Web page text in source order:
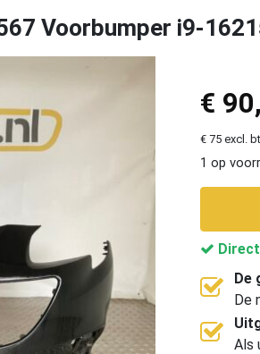
Voorbumper i9-
€
€ 75 excl.
1 op
De
De
Als